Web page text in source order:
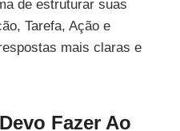
de estruturar suas
Tarefa, Ação e
mais claras e
Fazer Ao